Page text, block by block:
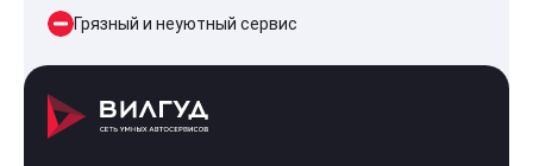
Грязный и неуютный сервис